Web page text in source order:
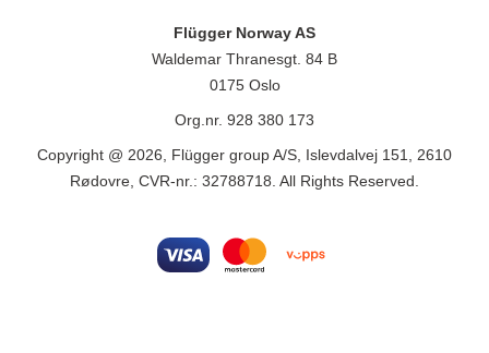
Flügger Norway AS
Waldemar Thranesgt. 84 B
0175 Oslo
Org.nr. 928 380 173
Copyright @ 2026, Flügger group A/S, Islevdalvej 151, 2610
Rødovre, CVR-nr.: 32788718. All Rights Reserved.